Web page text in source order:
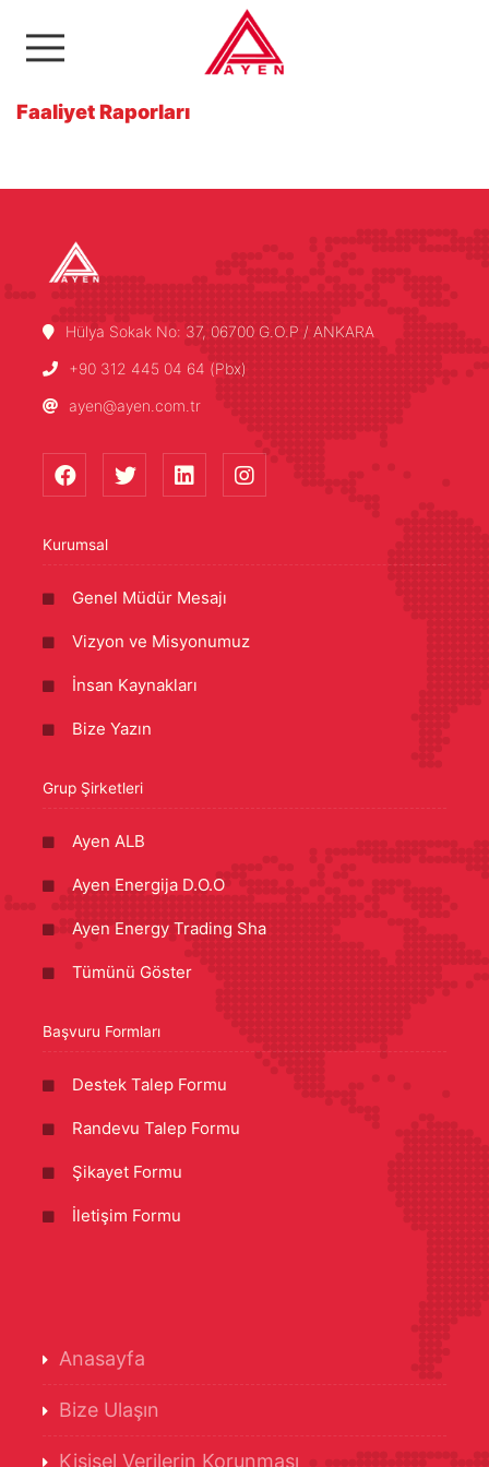
Ayen Enerji A.Ş
Faaliyet Raporları
Hülya Sokak No: 37, 06700 G.O.P / ANKARA
+90 312 445 04 64 (Pbx)
ayen@ayen.com.tr
Kurumsal
Genel Müdür Mesajı
Vizyon ve Misyonumuz
İnsan Kaynakları
Bize Yazın
Grup Şirketleri
Ayen ALB
Ayen Energija D.O.O
Ayen Energy Trading Sha
Tümünü Göster
Başvuru Formları
Destek Talep Formu
Randevu Talep Formu
Şikayet Formu
İletişim Formu
Anasayfa
Bize Ulaşın
Kişisel Verilerin Korunması